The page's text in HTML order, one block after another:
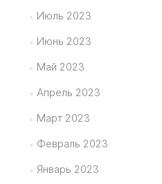
Июль 2023
Июнь 2023
Май 2023
Апрель 2023
Март 2023
Февраль 2023
Январь 2023